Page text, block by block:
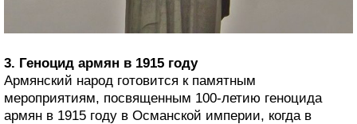
3. Геноцид армян в 1915 году
Армянский народ готовится к памятным
мероприятиям, посвященным 100-летию геноцида
армян в 1915 году в Османской империи, когда в